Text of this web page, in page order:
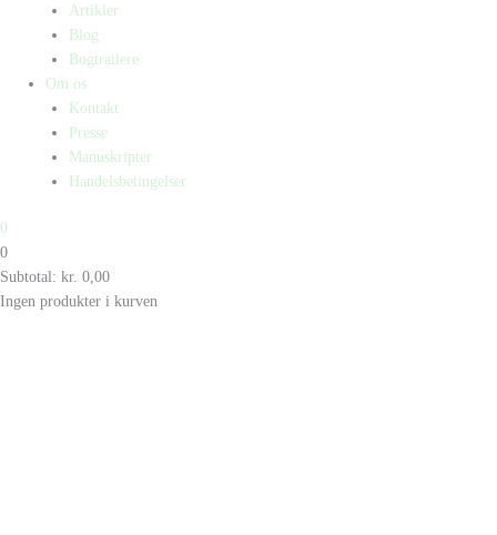
Artikler
Blog
Bogtrailere
Om os
Kontakt
Presse
Manuskripter
Handelsbetingelser
0
0
Subtotal: kr. 0,00
Ingen produkter i kurven